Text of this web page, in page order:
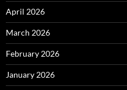
April 2026
March 2026
February 2026
January 2026